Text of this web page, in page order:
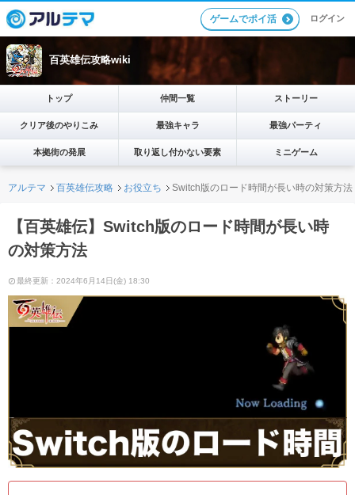
ゲームでポイ活 ログイン
百英雄伝攻略wiki
トップ 仲間一覧 ストーリー
クリア後のやりこみ 最強キャラ 最強パーティ
本拠街の発展 取り返し付かない要素 ミニゲーム
アルテマ 百英雄伝攻略 お役立ち Switch版のロード時間が長い時の対策方法
【百英雄伝】Switch版のロード時間が長い時
の対策方法
最終更新：2024年6月14日(金) 18:30